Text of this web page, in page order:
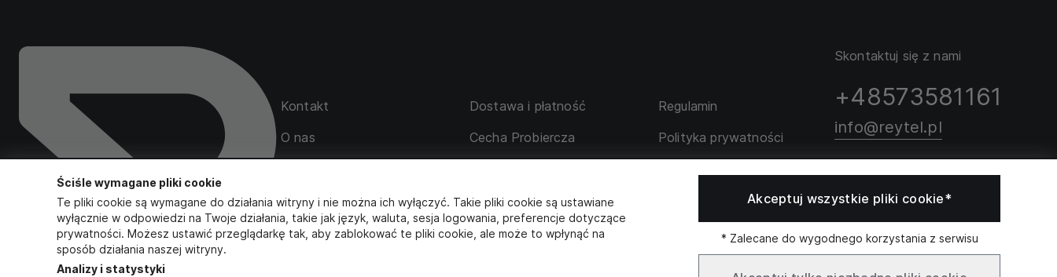
Kontakt Dostawa i płatność
Regulamin
O nas
Cecha Probiercza
Polityka prywatności
Zamówienia korporacyjne
Współpraca z partnerami
Skontaktuj się z nami
+48573581161
info@reytel.pl
Ściśle wymagane pliki cookie
Te pliki cookie są wymagane do działania witryny i nie można ich wyłączyć. Takie pliki cookie są ustawiane
wyłącznie w odpowiedzi na Twoje działania, takie jak język, waluta, sesja logowania, preferencje dotyczące
prywatności. Możesz ustawić przeglądarkę tak, aby zablokować te pliki cookie, ale może to wpłynąć na
sposób działania naszej witryny.
Analizy i statystyki
Akceptuj wszystkie pliki cookie*
* Zalecane do wygodnego korzystania z serwisu